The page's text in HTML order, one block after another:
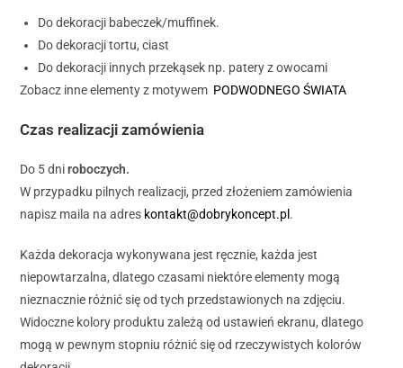
Do dekoracji babeczek/muffinek.
Do dekoracji tortu, ciast
Do dekoracji innych przekąsek np. patery z owocami
Zobacz inne elementy z motywem PODWODNEGO ŚWIATA
Czas realizacji zamówienia
Do 5 dniroboczych.
W przypadku pilnych realizacji, przed złożeniem zamówienia
napisz maila na adres kontakt@dobrykoncept.pl .
Każda dekoracja wykonywana jest ręcznie, każda jest
niepowtarzalna, dlatego czasami niektóre elementy mogą
nieznacznie różnić się od tych przedstawionych na zdjęciu.
Widoczne kolory produktu zależą od ustawień ekranu, dlatego
mogą w pewnym stopniu różnić się od rzeczywistych kolorów